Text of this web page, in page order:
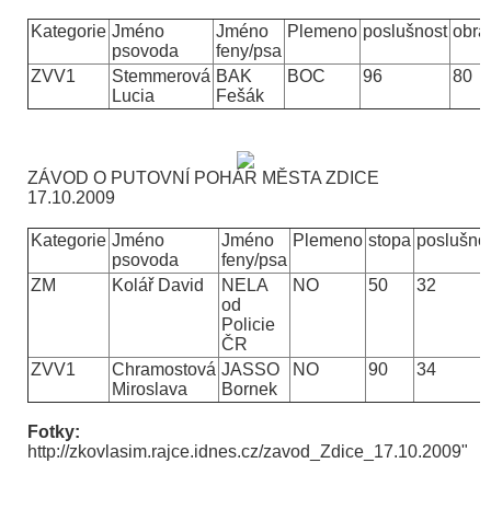
Kategorie Jméno
psovoda
Jméno
feny/psa
Plemeno poslušnost
ZVV1
Stemmerová
Lucia
BAK
Fešák
BOC 96 80
ZÁVOD O PUTOVNÍ POHÁR MĚSTA ZDICE
17.10.2009
Kategorie Jméno
psovoda
Jméno
feny/psa
Plemeno stopa
ZM Kolář David
NELA
od
Policie
ČR
NO 50 32
ZVV1
Chramostová
Miroslava
JASSO
Bornek
NO 90 34
Fotky:
http://zkovlasim.rajce.idnes.cz/zavod_Zdice_17.10.2009"